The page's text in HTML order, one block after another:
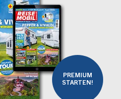
PREMIUM
STARTEN!